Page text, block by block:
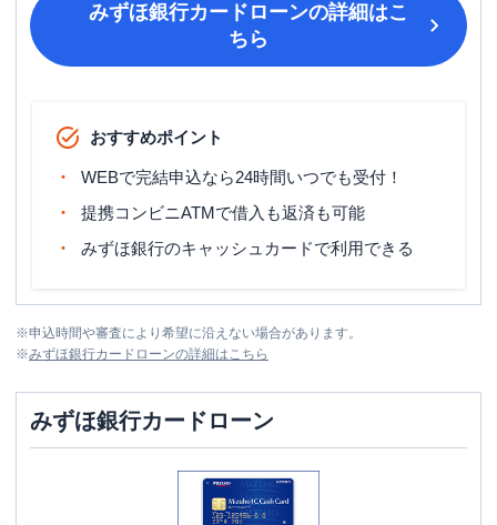
みずほ銀行カードローンの詳細はこ
ちら
おすすめポイント
WEBで完結申込なら24時間いつでも受付！
提携コンビニATMで借入も返済も可能
みずほ銀行のキャッシュカードで利用できる
※申込時間や審査により希望に沿えない場合があります。
※みずほ銀行カードローンの詳細はこちら
みずほ銀行カードローン